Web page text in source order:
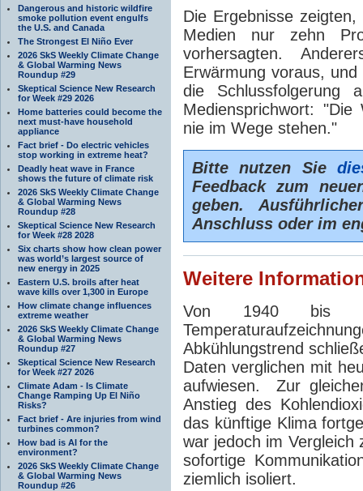
Dangerous and historic wildfire
smoke pollution event engulfs
the U.S. and Canada
The Strongest El Niño Ever
2026 SkS Weekly Climate Change
& Global Warming News
Roundup #29
Skeptical Science New Research
for Week #29 2026
Home batteries could become the
next must-have household
appliance
Fact brief - Do electric vehicles
stop working in extreme heat?
Deadly heat wave in France
shows the future of climate risk
2026 SkS Weekly Climate Change
& Global Warming News
Roundup #28
Skeptical Science New Research
for Week #28 2028
Six charts show how clean power
was world’s largest source of
new energy in 2025
Eastern U.S. broils after heat
wave kills over 1,300 in Europe
How climate change influences
extreme weather
2026 SkS Weekly Climate Change
& Global Warming News
Roundup #27
Skeptical Science New Research
for Week #27 2026
Climate Adam - Is Climate
Change Ramping Up El Niño
Risks?
Fact brief - Are injuries from wind
turbines common?
How bad is AI for the
environment?
2026 SkS Weekly Climate Change
& Global Warming News
Roundup #26
Die Ergebnisse
Medien nur zehn
vorhersagten.
Erwärmung voraus,
die
Mediensprichwort:
nie im Wege stehen."
Bitte nutzen Sie
Feedback zum
geben.
Anschluss oder im
Weitere
Von 1940 bis
Abkühlungstrend
Daten verglichen mit
aufwiesen. Zur
Anstieg des
das künftige Klima
war jedoch im Vergleich
sofortige
ziemlich isoliert.